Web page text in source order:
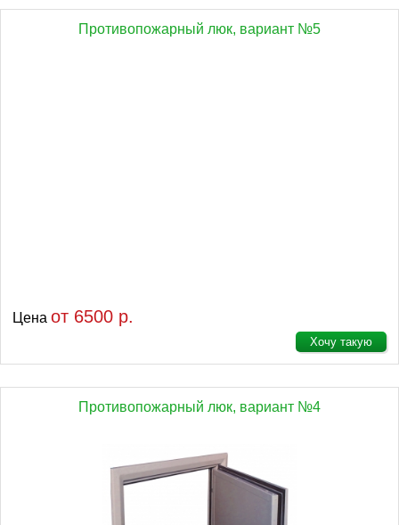
Противопожарный люк, вариант №5
Цена от 6500 р.
Хочу такую
Противопожарный люк, вариант №4